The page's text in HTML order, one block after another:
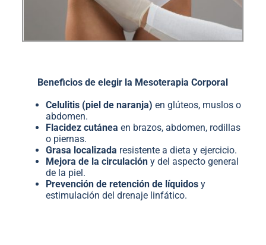
Beneficios de elegir la Mesoterapia Corporal
Celulitis (piel de naranja) en glúteos, muslos o
abdomen.
Flacidez cutánea en brazos, abdomen, rodillas
o piernas.
Grasa localizada resistente a dieta y ejercicio.
Mejora de la circulacióny del aspecto general
de la piel.
Prevención de retención de líquidosy
estimulación del drenaje linfático.